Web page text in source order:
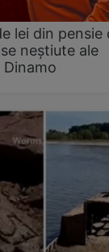
lei din pensie
neștiute ale